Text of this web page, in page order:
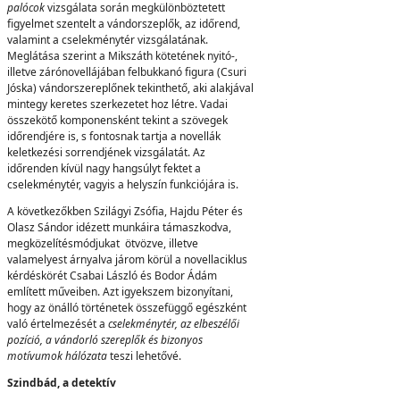
palócokvizsgálata során megkülönböztetett
figyelmet szentelt a vándorszeplők, az időrend,
valamint a cselekménytér vizsgálatának.
Meglátása szerint a Mikszáth kötetének nyitó-,
illetve zárónovellájában felbukkanó figura (Csuri
Jóska) vándorszereplőnek tekinthető, aki alakjával
mintegy keretes szerkezetet hoz létre. Vadai
összekötő komponensként tekint a szövegek
időrendjére is, s fontosnak tartja a novellák
keletkezési sorrendjének vizsgálatát. Az
időrenden kívül nagy hangsúlyt fektet a
cselekménytér, vagyis a helyszín funkciójára is.
A következőkben Szilágyi Zsófia, Hajdu Péter és
Olasz Sándor idézett munkáira támaszkodva,
megközelítésmódjukat ötvözve, illetve
valamelyest árnyalva járom körül a novellaciklus
kérdéskörét Csabai László és Bodor Ádám
említett műveiben. Azt igyekszem bizonyítani,
hogy az önálló történetek összefüggő egészként
való értelmezését a cselekménytér, az elbeszélői
pozíció, a vándorló szereplők és bizonyos
motívumok hálózatateszi lehetővé.
Szindbád, a detektív